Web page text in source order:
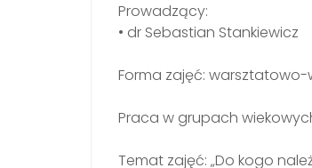
Prowadzący:
• dr Sebastian Stankiewicz
Forma zajęć: warsztatowo-
Praca w grupach
Temat zajęć: „Do kogo